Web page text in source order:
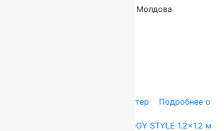
Молдова
Полиэстер
Подробнее о
Ковер круглый турецкий SHAGGY STYLE 1.2×1.2 м